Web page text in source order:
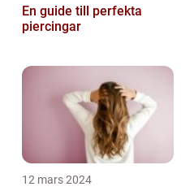
En guide till perfekta
piercingar
12 mars 2024